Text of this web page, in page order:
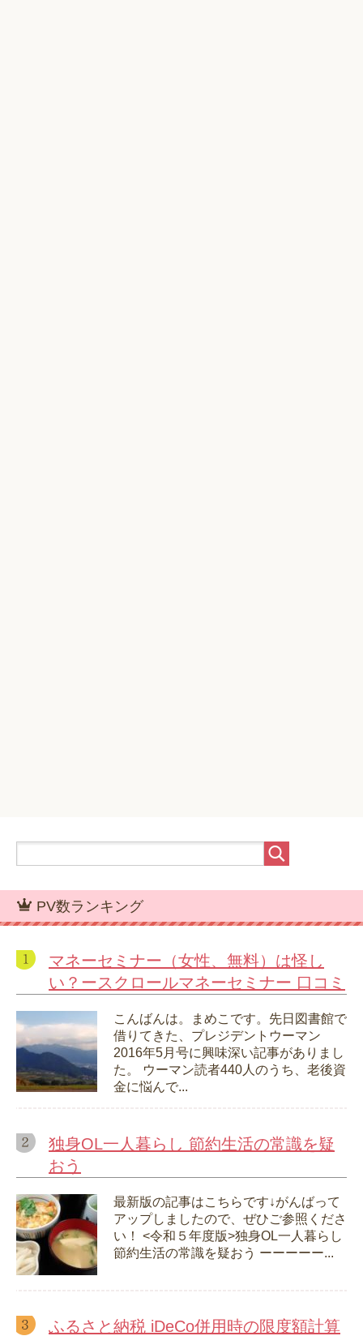
PV数ランキング
マネーセミナー（女性、無料）は怪し
い？ースクロールマネーセミナー 口コミ
こんばんは。まめこです。先日図書館で
借りてきた、プレジデントウーマン
2016年5月号に興味深い記事がありまし
た。 ウーマン読者440人のうち、老後資
金に悩んで...
独身OL一人暮らし 節約生活の常識を疑
おう
最新版の記事はこちらです↓がんばって
アップしましたので、ぜひご参照くださ
い！ <令和５年度版>独身OL一人暮らし
節約生活の常識を疑おう ーーーーー...
ふるさと納税 iDeCo併用時の限度額計算